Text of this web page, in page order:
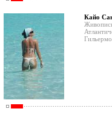
Кайо
Гильермо.